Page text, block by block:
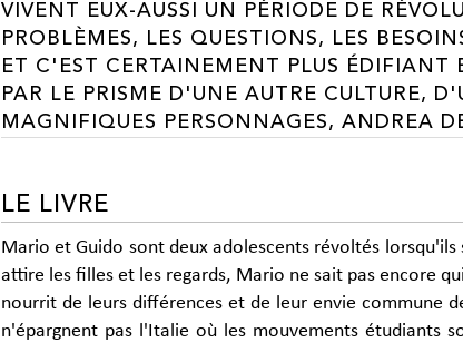
VIVENT EUX-AUSSI UN PÉRIODE DE
PROBLÈMES, LES QUESTIONS, LES
ET C'EST CERTAINEMENT PLUS ÉDIFIANT
PAR LE PRISME D'UNE AUTRE CULTURE,
MAGNIFIQUES PERSONNAGES, ANDREA
LE LIVRE
Mario et Guido sont deux adolescents révoltés
attire les filles et les regards, Mario ne sait pas encore
nourrit de leurs différences et de leur envie commune
n'épargnent pas l'Italie où les mouvements étudiants